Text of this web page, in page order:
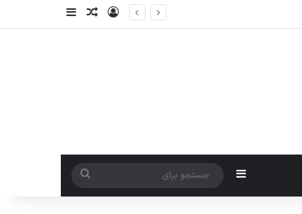
ورودنوشته تصادفی
سایدبار
سایدبار
جستجو
برای